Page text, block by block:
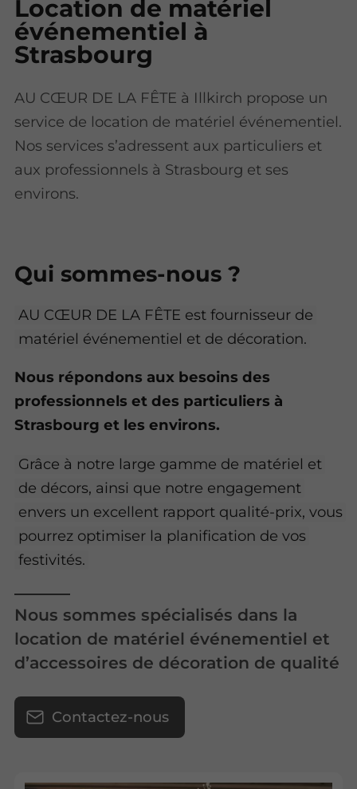
Location de matériel
événementiel à
Strasbourg
AU CŒUR DE LA FÊTE à Illkirch propose un
service de location de matériel événementiel.
Nos services s’adressent aux particuliers et
aux professionnels à Strasbourg et ses
environs.
Qui sommes-nous ?
AU CŒUR DE LA FÊTE est fournisseur de
matériel événementiel et de décoration.
Nous répondons aux besoins des
professionnels et des particuliers à
Strasbourg et les environs.
Grâce à notre large gamme de matériel et
de décors, ainsi que notre engagement
envers un excellent rapport qualité-prix, vous
pourrez optimiser la planification de vos
festivités.
Nous sommes spécialisés dans la
location de matériel événementiel et
d’accessoires de décoration de qualité
Contactez-nous